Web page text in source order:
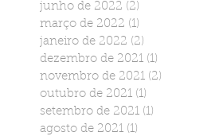
junho de 2022 (2)
março de 2022 (1)
janeiro de 2022 (2)
dezembro de 2021 (1)
novembro de 2021 (2)
outubro de 2021 (1)
setembro de 2021 (1)
agosto de 2021 (1)